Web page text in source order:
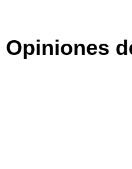
Opiniones